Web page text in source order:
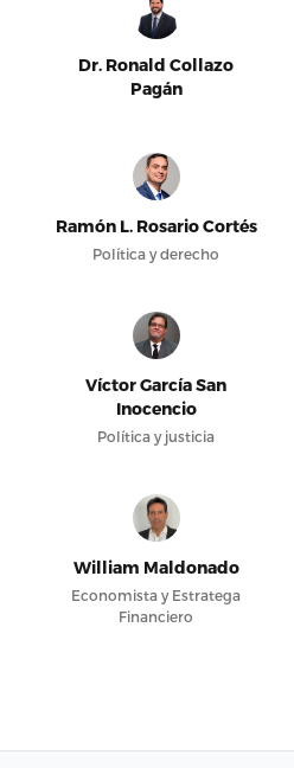
Dr. Ronald Collazo
Pagán
Ramón L. Rosario Cortés
Política y derecho
Víctor García San
Inocencio
Política y justicia
William Maldonado
Economista y Estratega
Financiero